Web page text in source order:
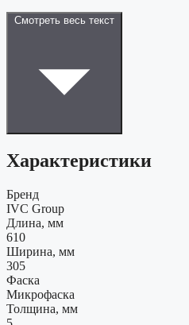
Смотреть весь текст
Характеристики
Бренд
IVC Group
Длина, мм
610
Ширина, мм
305
Фаска
Микрофаска
Толщина, мм